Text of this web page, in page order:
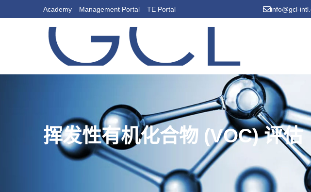
Academy Management Portal TE Portal info@gcl-
挥发性有机化合物 (VOC) 评估